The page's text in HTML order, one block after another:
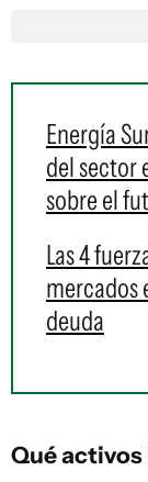
Energía
del sector
sobre el
Las 4
mercados
deuda
Qué